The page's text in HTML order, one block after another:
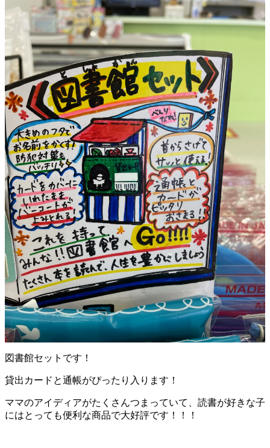
図書館セットです！
貸出カードと通帳がぴったり入ります！
ママのアイディアがたくさんつまっていて、読書が好きな子
にはとっても便利な商品で大好評です！！！